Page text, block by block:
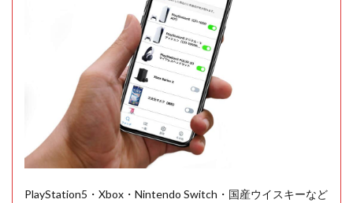
PlayStation5・Xbox・Nintendo Switch・国産ウイスキーなど